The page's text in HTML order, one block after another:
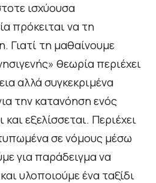
ισχύουσα
πρόκειται να τη
Γιατί τη μαθαίνουμε
θεωρία περιέχει
αλλά συγκεκριμένα
την κατανόηση ενός
εξελίσσεται. Περιέχει
σε νόμους μέσω
για παράδειγμα να
υλοποιούμε ένα ταξίδι